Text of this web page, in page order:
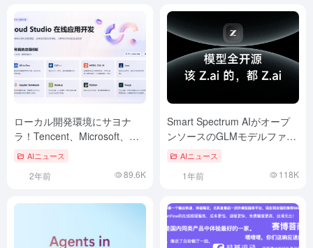
ローカル開発環境にサヨナ
ラ！Tencent、Microsoft、
Googleが提供する無料のオン
発をサポートします！
AIニュース
2年前 89.6K
Smart Spectrum AIがオープ
ンソースのGLMモデルファミ
リーをリリース：MITライセ
ム、高速推論サービスを発表
AIニュース
1年前 118K